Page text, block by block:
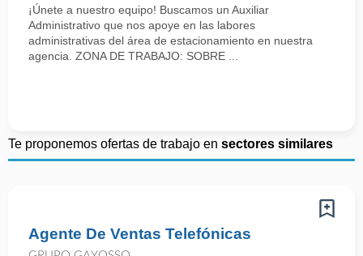
¡Únete a nuestro equipo! Buscamos un Auxiliar
Administrativo que nos apoye en las labores
administrativas del área de estacionamiento en nuestra
agencia. ZONA DE TRABAJO: SOBRE ...
Te proponemos ofertas de trabajo en sectores similares
Agente De Ventas Telefónicas